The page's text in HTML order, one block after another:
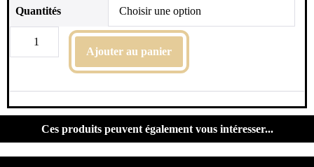
Quantités
Ajouter au panier
Ces produits peuvent également vous intéresser...